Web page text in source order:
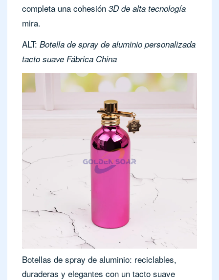
completa una cohesión 3D de alta tecnología
mira.
ALT: Botella de spray de aluminio personalizada
tacto suave Fábrica China
Botellas de spray de aluminio: reciclables,
duraderas y elegantes con un tacto suave